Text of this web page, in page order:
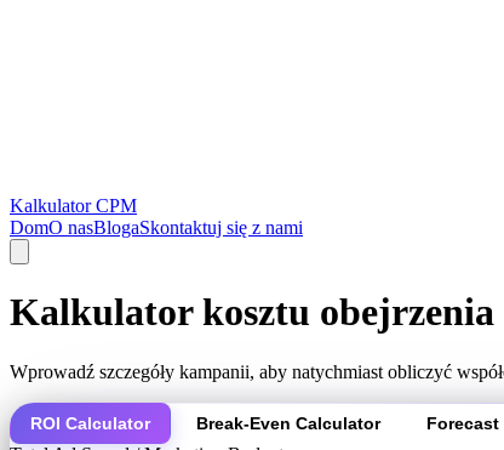
Kalkulator CPM
DomO nasBlogaSkontaktuj się z nami
Kalkulator kosztu obejrzenia
Wprowadź szczegóły kampanii, aby natychmiast obliczyć
ROI Calculator Break-Even Calculator